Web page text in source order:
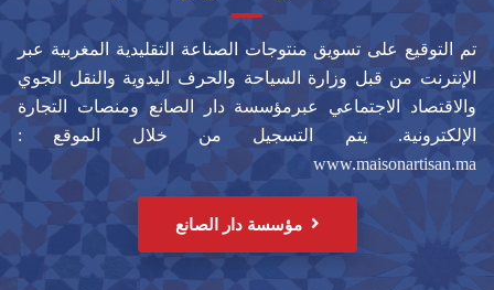
تم التوقيع على تسويق منتوجات الصناعة التقليدية المغربية عبر
الإنترنت من قبل وزارة السياحة والحرف اليدوية والنقل الجوي
والاقتصاد الاجتماعي عبرمؤسسة دار الصانع ومنصات التجارة
الإلكترونية. يتم التسجيل من خلال الموقع :
www.maisonartisan.ma
مؤسسة دار الصانع